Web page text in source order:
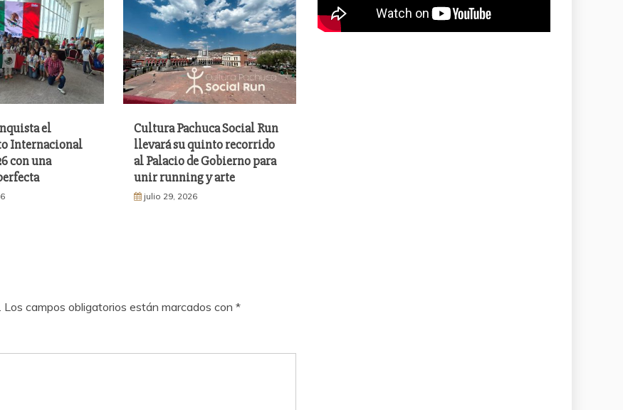
el
Internacional
con una
Cultura Pachuca Social Run
llevará su quinto recorrido
al Palacio de Gobierno para
unir running y arte
julio 29, 2026
Los campos obligatorios están marcados con *